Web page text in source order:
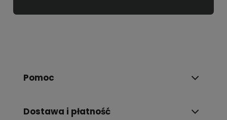
Pomoc
Dostawa i płatność